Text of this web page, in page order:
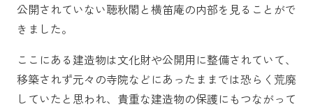
公開されていない聴秋閣と横笛庵の内部を見ることがで
きました。
ここにある建造物は文化財や公開用に整備されていて、
移築されず元々の寺院などにあったままでは恐らく荒廃
していたと思われ、貴重な建造物の保護にもつながって